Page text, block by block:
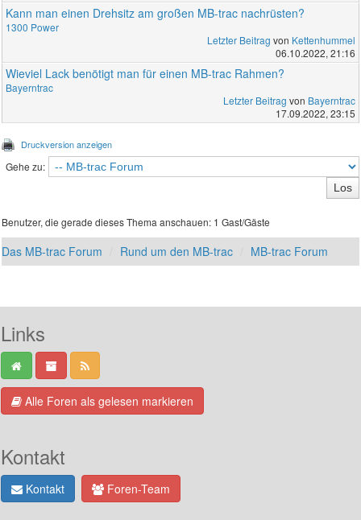
Kann man einen Drehsitz am großen MB-trac nachrüsten?
1300 Power
Letzter Beitrag von Kettenhummel
06.10.2022, 21:16
Wieviel Lack benötigt man für einen MB-trac Rahmen?
Bayerntrac
Letzter Beitrag von Bayerntrac
17.09.2022, 23:15
Druckversion anzeigen
Gehe zu:
Benutzer, die gerade dieses Thema anschauen: 1 Gast/Gäste
Das MB-trac Forum Rund um den MB-trac MB-trac Forum
Links
Alle Foren als gelesen markieren
Kontakt
Kontakt Foren-Team